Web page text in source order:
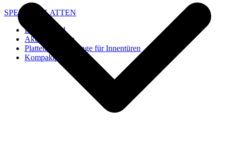
SPEZIAL-PLATTEN
Imi-Verbund
Akustik-Platten
Platten und Rohlinge für Innentüren
Kompaktplatten